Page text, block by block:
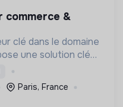
clé dans le domaine
une solution clé
formation dédiée
de l’emploi.
Paris, France